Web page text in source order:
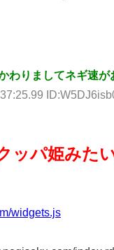
わりましてネギ速が
ッパ姫みた
widgets.js